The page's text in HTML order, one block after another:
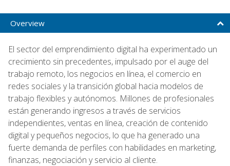
Overview
El sector del emprendimiento digital ha experimentado un
crecimiento sin precedentes, impulsado por el auge del
trabajo remoto, los negocios en línea, el comercio en
redes sociales y la transición global hacia modelos de
trabajo flexibles y autónomos. Millones de profesionales
están generando ingresos a través de servicios
independientes, ventas en línea, creación de contenido
digital y pequeños negocios, lo que ha generado una
fuerte demanda de perfiles con habilidades en marketing,
finanzas, negociación y servicio al cliente.